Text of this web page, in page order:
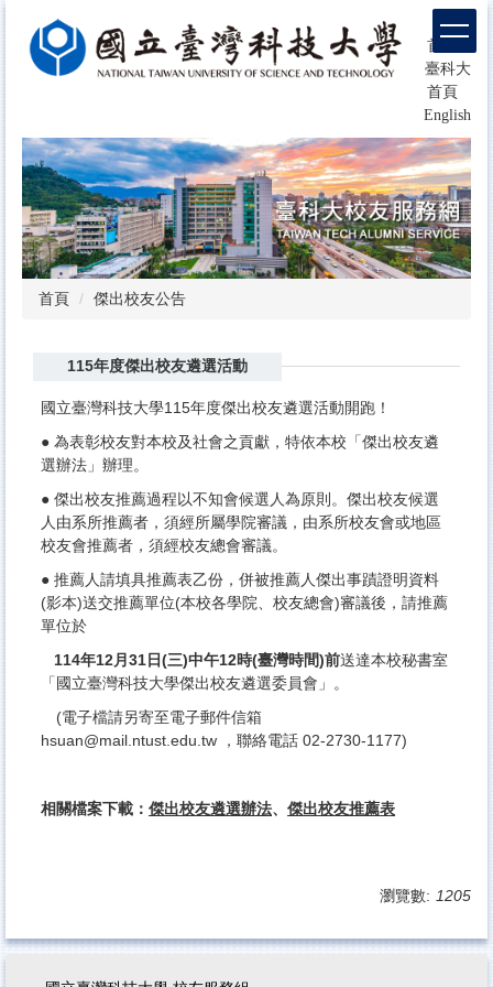
區
塊
回
首頁
臺科大
首頁
English
首頁 傑出校友公告
115年度傑出校友遴選活動
國立臺灣科技大學115年度傑出校友遴選活動開跑！
● 為表彰校友對本校及社會之貢獻，特依本校「傑出校友遴
選辦法」辦理。
● 傑出校友推薦過程以不知會候選人為原則。傑出校友候選
人由系所推薦者，須經所屬學院審議，由系所校友會或地區
校友會推薦者，須經校友總會審議。
● 推薦人請填具推薦表乙份，併被推薦人傑出事蹟證明資料
(影本)送交推薦單位(本校各學院、校友總會)審議後，請推薦
單位於
114年12月31日(三)中午12時(臺灣時間)前送達本校秘書室
「國立臺灣科技大學傑出校友遴選委員會」。
(電子檔請另寄至電子郵件信箱
hsuan@mail.ntust.edu.tw ，聯絡電話 02-2730-1177)
相關檔案下載： 傑出校友遴選辦法、 傑出校友推薦表
瀏覽數: 1205